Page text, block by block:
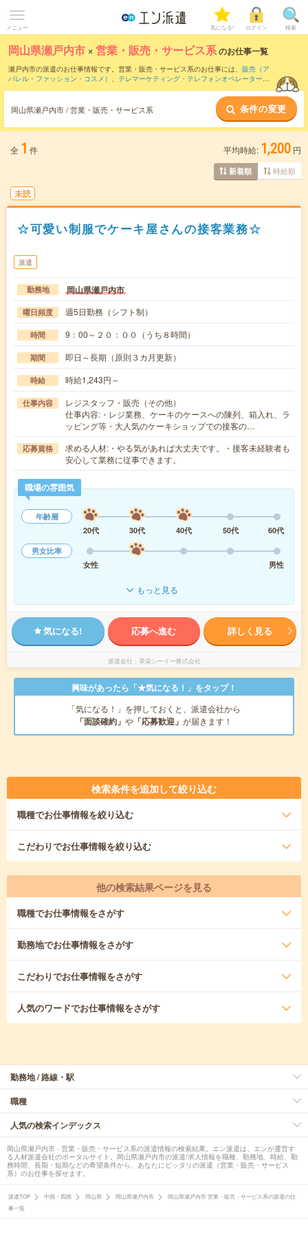
メニュー 気になる! ログイン 検索
岡山県瀬戸内市 ×営業・販売・サービス系のお仕事一覧
瀬戸内市の派遣のお仕事情報です。営業・販売・サービス系のお仕事には、 販売（ア
パレル・ファッション・コスメ） 、 テレマーケティング・テレフォンオペレーター・
などのこだわり条件で絞り込んでいただけます。
岡山県瀬戸内市 / 営業・販売・サービス系 条件の変更
全 1 件 平均時給: 1,200 円
新着順 時給順
未読
☆可愛い制服でケーキ屋さんの接客業務☆
派遣
勤務地 岡山県瀬戸内市
曜日頻度 週5日勤務（シフト制）
時間 9：00～２０：００（うち８時間）
期間 即日～長期（原則３カ月更新）
時給 時給1,243円～
仕事内容
レジスタッフ・販売（その他）
仕事内容:・レジ業務、ケーキのケースへの陳列、箱入れ、ラ
ッピング等・大人気のケーキショップでの接客の…
応募資格
求める人材:・やる気があれば大丈夫です。・接客未経験者も
安心して業務に従事できます。
職場の雰囲気
年齢層
20代
30代 40代 50代
60代
男女比率
女性
男性
もっと見る
気になる! 応募へ進む 詳しく見る
派遣会社 享栄シーイー株式会社
興味があったら「★気になる！」をタップ！
「気になる！」を押しておくと、派遣会社から
「面談確約」 や 「応募歓迎」 が届きます！
検索条件を追加して絞り込む
職種でお仕事情報を絞り込む
こだわりでお仕事情報を絞り込む
他の検索結果ページを見る
職種でお仕事情報をさがす
勤務地でお仕事情報をさがす
こだわりでお仕事情報をさがす
人気のワードでお仕事情報をさがす
勤務地 / 路線・駅
職種
人気の検索インデックス
岡山県瀬戸内市 - 営業・販売・サービス系の派遣情報の検索結果。エン派遣は、エンが運営す
る人材派遣会社のポータルサイト。岡山県瀬戸内市の派遣/求人情報を職種、勤務地、時給、勤
務時間、長期・短期などの希望条件から、あなたにピッタリの派遣（営業・販売・サービス
系）のお仕事を探せます。
派遣TOP 中国・四国 岡山県 岡山県瀬戸内市
岡山県瀬戸内市 営業・販売・サービス系の派遣の仕
事一覧